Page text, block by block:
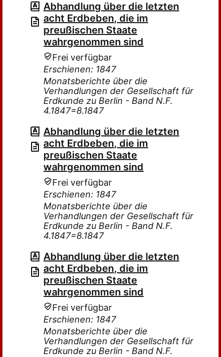
Abhandlung über die letzten
acht Erdbeben, die im
preußischen Staate
wahrgenommen sind
Frei verfügbar
Erschienen: 1847
Monatsberichte über die
Verhandlungen der Gesellschaft für
Erdkunde zu Berlin - Band N.F.
4.1847=8.1847
Abhandlung über die letzten
acht Erdbeben, die im
preußischen Staate
wahrgenommen sind
Frei verfügbar
Erschienen: 1847
Monatsberichte über die
Verhandlungen der Gesellschaft für
Erdkunde zu Berlin - Band N.F.
4.1847=8.1847
Abhandlung über die letzten
acht Erdbeben, die im
preußischen Staate
wahrgenommen sind
Frei verfügbar
Erschienen: 1847
Monatsberichte über die
Verhandlungen der Gesellschaft für
Erdkunde zu Berlin - Band N.F.